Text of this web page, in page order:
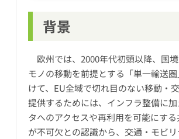
背景
欧州では、2000年代初頭以降、国
モノの移動を前提とする「単一輸送
けて、EU全域で切れ目のない移動・
提供するためには、インフラ整備に
タへのアクセスや再利用を可能にす
が不可欠との認識から、交通・モビ